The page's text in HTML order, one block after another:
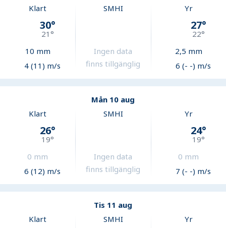
Klart
30°
21°
10 mm
4 (11) m/s
SMHI
Ingen data
finns tillgänglig
Yr
27°
22°
2,5 mm
6 (- -) m/s
Mån 10 aug
Klart
26°
19°
0 mm
6 (12) m/s
SMHI
Ingen data
finns tillgänglig
Yr
24°
19°
0 mm
7 (- -) m/s
Tis 11 aug
Klart
SMHI Yr